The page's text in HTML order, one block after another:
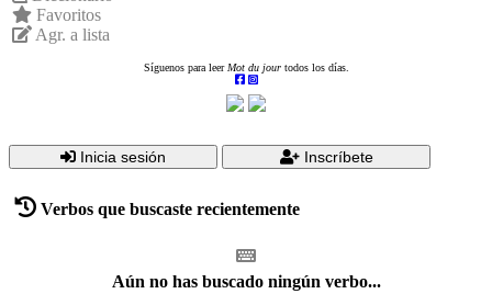
Favoritos
Agr. a lista
Síguenos para leer Mot du jourtodos los días.
Inicia sesión Inscríbete
Verbos que buscaste recientemente
Aún no has buscado ningún verbo...